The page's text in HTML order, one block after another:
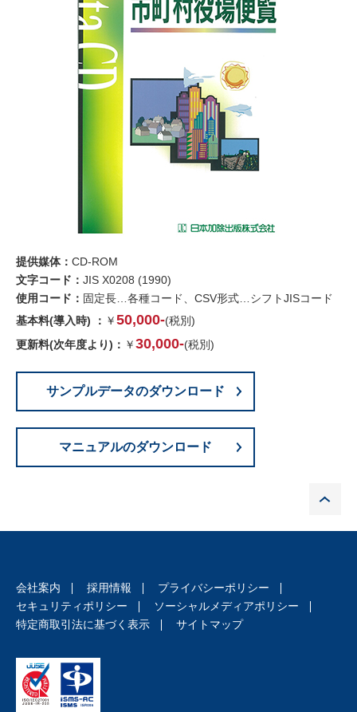
提供媒体： CD-ROM
文字コード： JIS X0208 (1990)
使用コード： 固定長…各種コード、CSV形式…シフトJISコード
基本料(導入時) ： ￥50,000-(税別)
更新料(次年度より)： ￥30,000-(税別)
サンプルデータのダウンロード
マニュアルのダウンロード
会社案内 採用情報
プライバシーポリシー
セキュリティポリシー
ソーシャルメディアポリシー
特定商取引法に基づく表示
サイトマップ